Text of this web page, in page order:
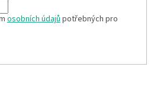
osobních údajůpotřebných pro